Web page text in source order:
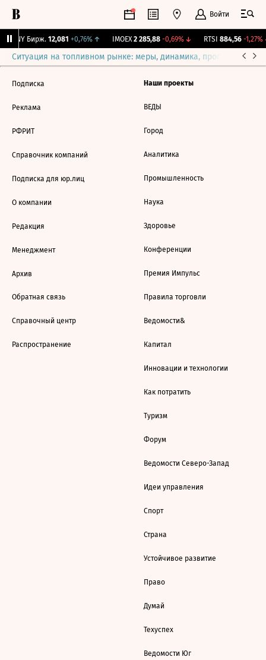
Войти
CNY Бирж. 12,081 +0,76%↑ IMOEX 2 285,88 -0,69%↓ RTSI 884,56 -1,27%
Ситуация на топливном рынке: меры, динамика, прогнозы
Подписка
Реклама
РФРИТ
Справочник компаний
Подписка для юр.лиц
О компании
Редакция
Менеджмент
Архив
Обратная связь
Справочный центр
Распространение
Наши проекты
ВЕДЫ
Город
Аналитика
Промышленность
Наука
Здоровье
Конференции
Премия Импульс
Правила торговли
Ведомости&
Капитал
Инновации и технологии
Как потратить
Туризм
Форум
Ведомости Северо-Запад
Идеи управления
Спорт
Страна
Устойчивое развитие
Право
Думай
Техуспех
Ведомости Юг